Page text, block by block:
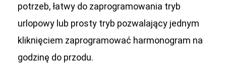
potrzeb, łatwy do zaprogramowania tryb
urlopowy lub prosty tryb pozwalający jednym
kliknięciem zaprogramować harmonogram na
godzinę do przodu.